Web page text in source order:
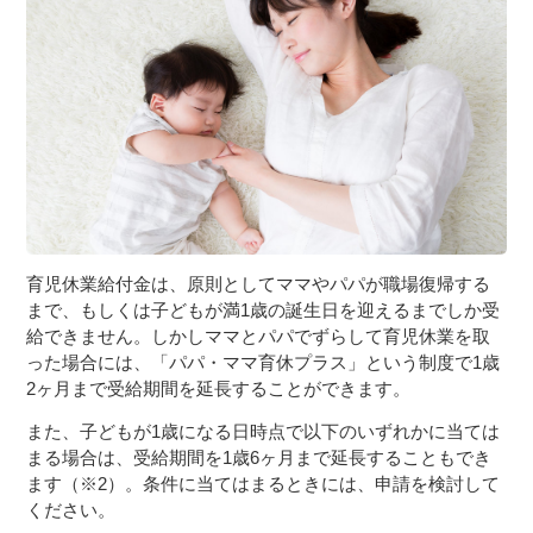
育児休業給付金は、原則としてママやパパが職場復帰する
まで、もしくは子どもが満1歳の誕生日を迎えるまでしか受
給できません。しかしママとパパでずらして育児休業を取
った場合には、「パパ・ママ育休プラス」という制度で1歳
2ヶ月まで受給期間を延長することができます。
また、子どもが1歳になる日時点で以下のいずれかに当ては
まる場合は、受給期間を1歳6ヶ月まで延長することもでき
ます（※2）。条件に当てはまるときには、申請を検討して
ください。